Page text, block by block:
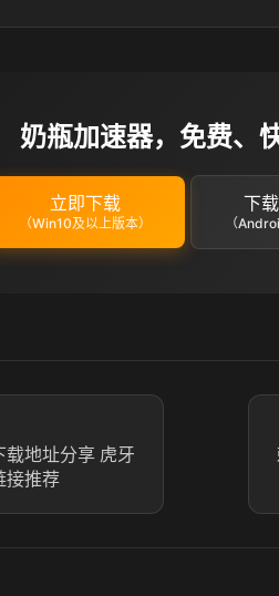
奶瓶加速器，免费、
立即下载
（Win10及以上版本）
下
（
地址分享 虎牙
接推荐